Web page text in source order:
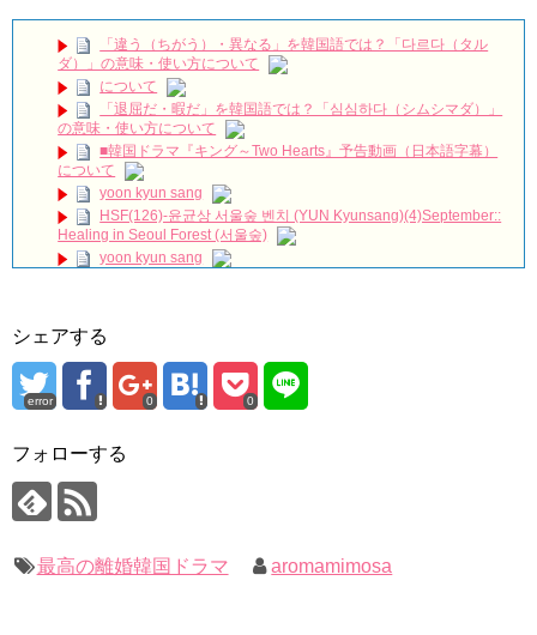
드는 남남케미💗 #낭만닥터김사부2 #모았캐치 NEW!
🎧 Warzone – 신원호 (SHIN WONHO)
어서 와 서울은 처음이지? 전소민 편 | 톱스타유백이
家に帰って寝ようとしたらお父さんが変になった？！ NEW!
261721 キムミョンス『共感細胞』 Viu PH 字幕 NEW!
女優ソン・ソンミ、夫の葬儀を終え「帰ってきたポク・ダン
ジ」の撮影に復帰へ NEW!
ハン・ヘジン 한혜진 – (선공개) 강남 3대 얼짱 출신 &#39;한혜진
언니&#39; (ft. 도여니의 학창시절) | 편 먹고 갈래요? 밥블레스유 2
bobblessyou2 EP.18
한가인 –
レンタル開始！
(ENG SUB) Behind The Scene Hyun Bin 현빈❤️ 손예진 Son Ye
Jin-Crash Landing On You/ヒョンビン❤️ソンイェジン / エンジョイ❕
ユン・ギュンサン、番組にも登場した愛猫が急死…イ・ソンギ
キングを一部公開（DVD-SET2特典映像より）
「違う（ちがう）・異なる」を韓国語では？「다르다（タル
ダ）」の意味・使い方について
について
「退屈だ・暇だ」を韓国語では？「심심하다（シムシマダ）」
の意味・使い方について
■韓国ドラマ『キング～Two Hearts』予告動画（日本語字幕）
について
yoon kyun sang
HSF(126)-윤균상 서울숲 벤치 (YUN Kyunsang)(4)September::
Healing in Seoul Forest (서울숲)
yoon kyun sang
九尾狐外伝 メイキング03 ハン・イェスル
チョ・ヒョンジェ 조현재 九尾狐外伝 制作発表会
キム・テヒの弟イ・ワン♥イ・ボミ、今日（28日）結婚……
「まず熱く掃除せよ」女優キム・ユジョン、「健康がとても回
【裏芸能】キムユジョンの熱愛彼氏はあの大物俳優
いでしょ？” Big News TV
幻の王女チャミョンゴ エンディング
シェアする
error 0 0
フォローする
最高の離婚韓国ドラマ aromamimosa